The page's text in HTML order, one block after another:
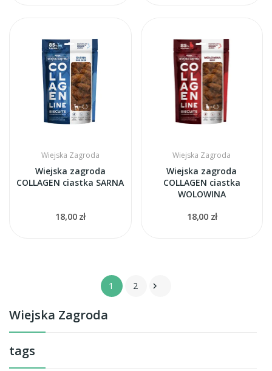
Wiejska Zagroda
tags
Wiejska Zagroda
Wiejska zagroda
COLLAGEN ciastka SARNA
18,00 zł
Wiejska Zagroda
Wiejska zagroda
COLLAGEN ciastka
WOLOWINA
18,00 zł
1 2 